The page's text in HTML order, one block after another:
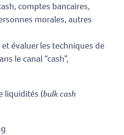
comptes bancaires,
morales, autres
évaluer les techniques de
le canal “cash”,
liquidités (bulk cash